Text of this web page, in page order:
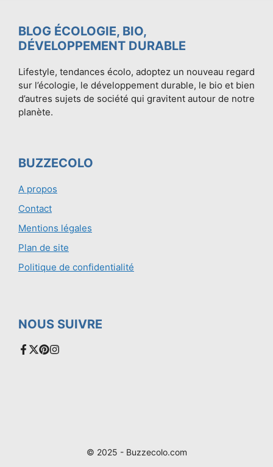
BLOG ÉCOLOGIE, BIO,
DÉVELOPPEMENT DURABLE
Lifestyle, tendances écolo, adoptez un nouveau regard
sur l’écologie, le développement durable, le bio et bien
d’autres sujets de société qui gravitent autour de notre
planète.
BUZZECOLO
A propos
Contact
Mentions légales
Plan de site
Politique de confidentialité
NOUS SUIVRE
© 2025 - Buzzecolo.com